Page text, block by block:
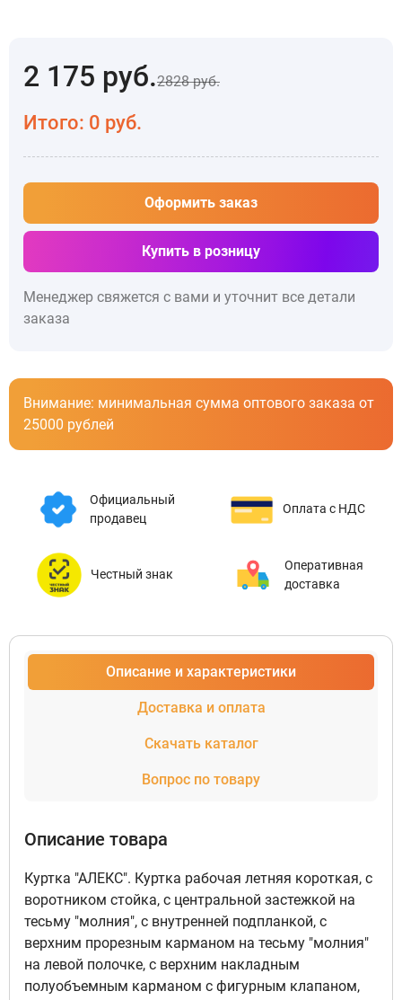
2 175 руб.2828руб.
Итого: 0 руб.
Оформить заказ
Купить в розницу
Менеджер свяжется с вами и уточнит все детали
заказа
Внимание: минимальная сумма оптового заказа от
25000 рублей
Официальный
продавец
Оплата с НДС
Честный знак
Оперативная
доставка
Описание и характеристики
Доставка и оплата
Скачать каталог
Вопрос по товару
Описание товара
Куртка "АЛЕКС". Куртка рабочая летняя короткая, с
воротником стойка, с центральной застежкой на
тесьму "молния", с внутренней подпланкой, с
верхним прорезным карманом на тесьму "молния"
на левой полочке, с верхним накладным
полуобъемным карманом с фигурным клапаном,